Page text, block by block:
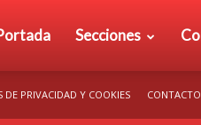
Secciones
DE PRIVACIDAD Y COOKIES CONTACTO